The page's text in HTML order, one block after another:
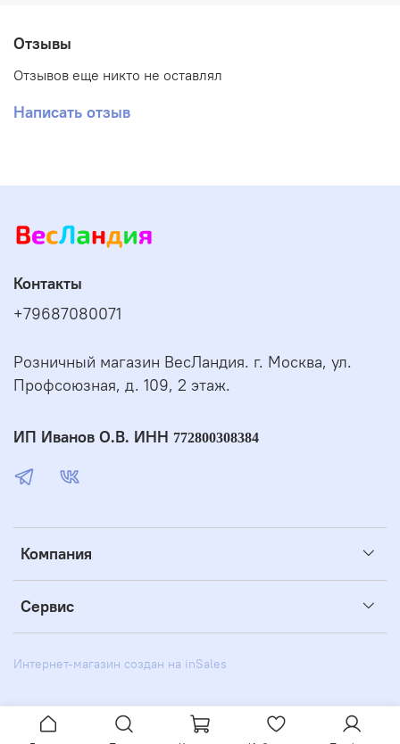
Отзывы
Отзывов еще никто не оставлял
Написать отзыв
Компания
Сервис
Контакты
+79687080071
Розничный магазин ВесЛандия. г. Москва, ул.
Профсоюзная, д. 109, 2 этаж.
ИП Иванов О.В. ИНН 772800308384
Интернет-магазин создан на inSales